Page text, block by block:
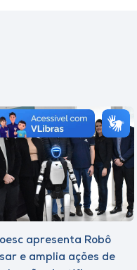
apresenta Robô
e amplia ações de